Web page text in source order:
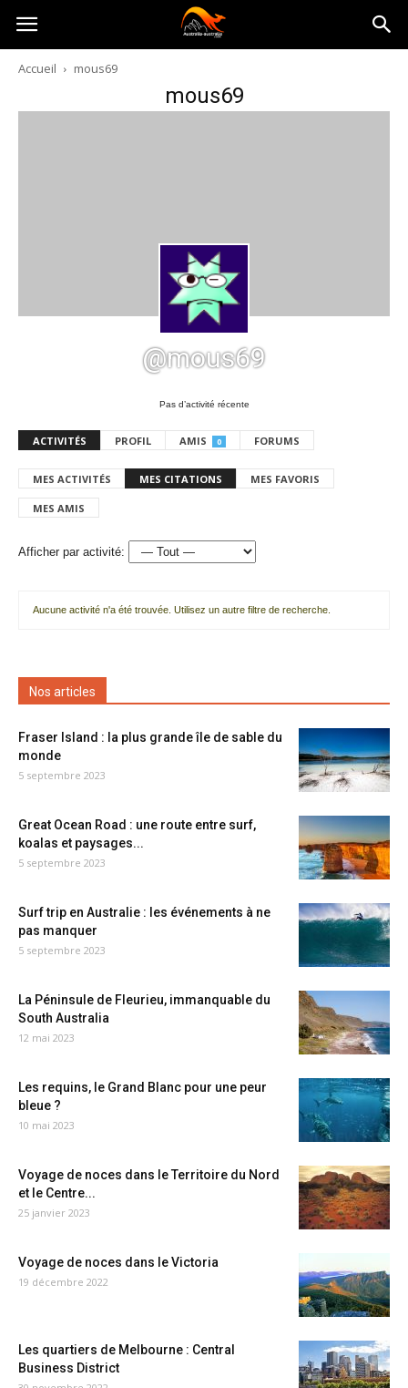
Australia-
australie.com
Accueil mous69
mous69
@mous69
Pas d’activité récente
ACTIVITÉS PROFIL AMIS 0 FORUMS
MES ACTIVITÉS MES CITATIONS MES FAVORIS
MES AMIS
Afficher par activité:
Aucune activité n'a été trouvée. Utilisez un autre filtre de recherche.
Nos articles
Fraser Island : la plus grande île de sable du
monde
5 septembre 2023
Great Ocean Road : une route entre surf,
koalas et paysages...
5 septembre 2023
Surf trip en Australie : les événements à ne
pas manquer
5 septembre 2023
La Péninsule de Fleurieu, immanquable du
South Australia
12 mai 2023
Les requins, le Grand Blanc pour une peur
bleue ?
10 mai 2023
Voyage de noces dans le Territoire du Nord
et le Centre...
25 janvier 2023
Voyage de noces dans le Victoria
19 décembre 2022
Les quartiers de Melbourne : Central
Business District